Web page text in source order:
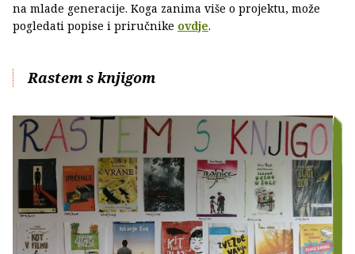
na mlade generacije. Koga zanima više o projektu, može
pogledati popise i priručnike ovdje.
Rastem s knjigom